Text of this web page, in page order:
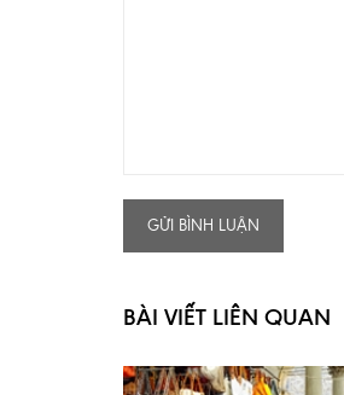
GỬI BÌNH LUẬN
BÀI VIẾT LIÊN QUAN